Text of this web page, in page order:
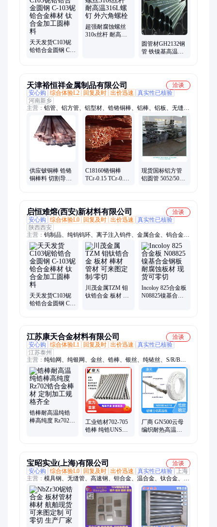
天天发货C103铌
铪锆合金圆钢 C-
超强耐腐蚀螺丝
310s丝杆 耐高温
圆管材GH2132钢
管 铁镍基高温合
天津裕恒祥金属制品有限公司
洽谈
安心购
综合体验L2 回复及时 出价迅速
真实性已核验
河南新乡
主营： 铝管、铝方管、铝型材、锆铬铜棒、铝棒、铝板、无缝铝
管、铜管、铜棒、铜板
供应铍铜棒 锆铬
铜棒料 切割导电
C18160铬铜棒
TCr-0.15 TCr-0.18
现货国标铝方管
铝圆管 5052/5083
启恒难熔(西安)新材料有限公司
洽谈
安心购
综合体验L0 回复及时 出价迅速
真实性已核验
陕西西安
主营： 钨制品、纯钨钨环、离子注入钨件、金属合金、钨合金加
工件、钼制品、钨钼合计
天天发货C103铌
铪锆合金圆钢 C-
川茂金属TZM 钼
钛锆合金 板材 棒
Incoloy 825合金板
N08825镍基合金
江苏康天合金材料有限公司
洽谈
安心购
综合体验L1 回复及时 出价迅速
真实性已核验
江苏泰州
主营： 纯铂网、纯银网、金丝、锆棒、银丝、纯铱丝、S/R/B型
热电偶丝、铂坩埚
锆棒耐高温纯锆
棒高纯度 Rz702锆
工业锆材702-705
锆棒 纯锆UNS
厂商 GN500云母
编织耐热高温导
宝昭实业(上海)有限公司
洽谈
安心购
综合体验L0 回复及时 出价迅速 真实性已核验
上海
主营： 模具钢、无缝管、高速钢、钽合金、温合金、钛合金、磁
合金、圆棒材、铝合金、铌锆合金、钽钨合金、膨胀合金、钛管
线材、钴基合金、钽铌合金、哈氏合金、钛板钢材、圆钢棒、时
效钢、石油套管、钢板圆钢、板材钢带、钢棒焊丝、钢板圆棒、
圆棒管材